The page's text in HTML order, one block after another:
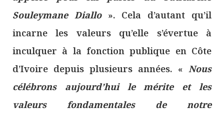
Souleymane Diallo». Cela d’autant qu’il
incarne les valeurs qu’elle s’évertue à
inculquer à la fonction publique en Côte
d’Ivoire depuis plusieurs années. « Nous
célébrons aujourd’hui le mérite et les
valeurs fondamentales de notre